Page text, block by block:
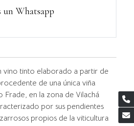
un Whatsapp
vino tinto elaborado a partir de
de una única viña
Frade, en la zona de Vilachá
por sus pendientes
propios de la viticultura